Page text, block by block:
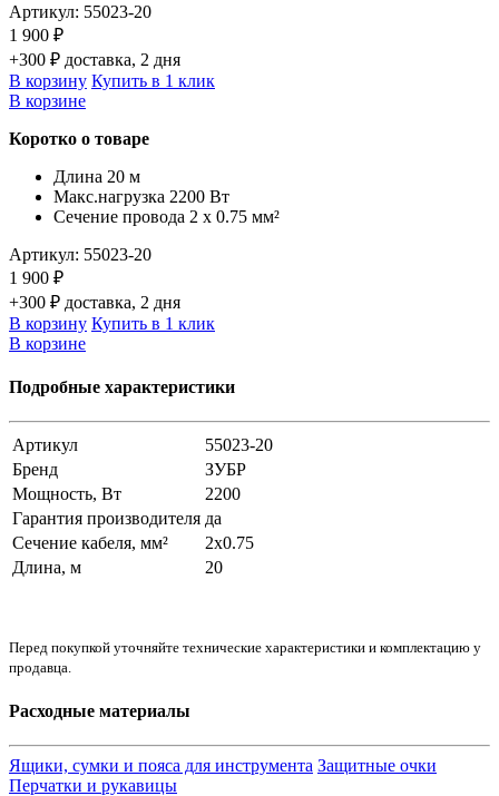
Артикул: 55023-20
1 900 ₽
+300 ₽ доставка, 2 дня
В корзину Купить в 1 клик
В корзине
Коротко о товаре
Длина 20 м
Макс.нагрузка 2200 Вт
Сечение провода 2 х 0.75 мм²
Артикул: 55023-20
1 900 ₽
+300 ₽ доставка, 2 дня
В корзину Купить в 1 клик
В корзине
Подробные характеристики
Артикул
55023-20
Бренд
ЗУБР
Мощность, Вт
2200
Гарантия производителя да
Сечение кабеля, мм²
2х0.75
Длина, м
20
Перед покупкой уточняйте технические характеристики и комплектацию у
продавца.
Расходные материалы
Ящики, сумки и пояса для инструмента Защитные очки
Перчатки и рукавицы